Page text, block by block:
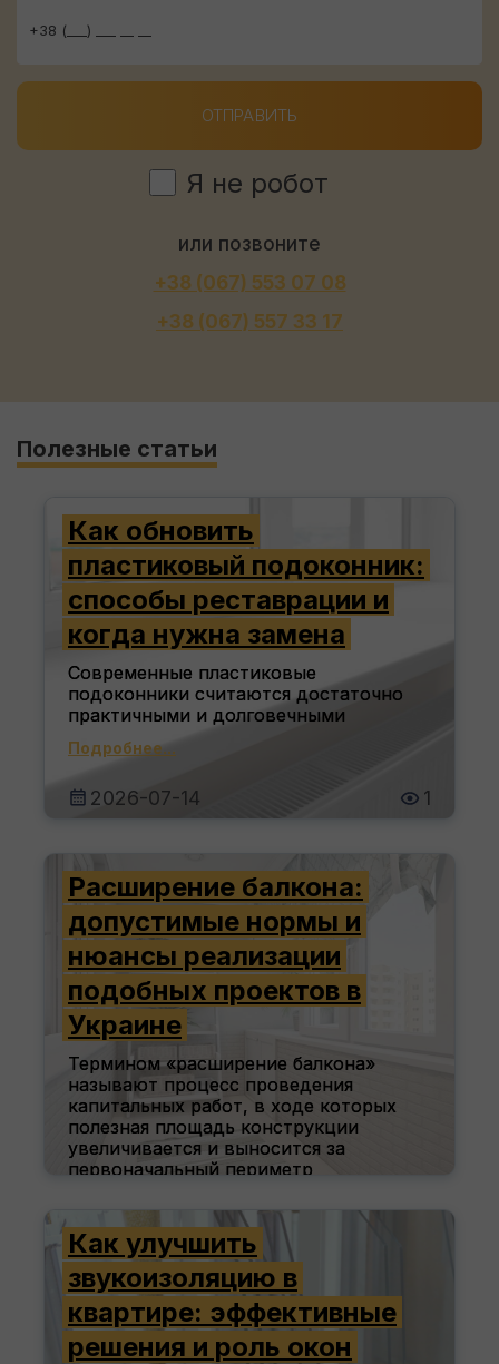
ОТПРАВИТЬ
Я не робот
или позвоните
+38 (067) 553 07 08
+38 (067) 557 33 17
Полезные статьи
Как обновить
пластиковый подоконник:
способы реставрации и
когда нужна замена
Современные пластиковые
подоконники считаются достаточно
практичными и долговечными
Подробнее...
2026-07-14 1
Расширение балкона:
допустимые нормы и
нюансы реализации
подобных проектов в
Украине
Термином «расширение балкона»
называют процесс проведения
капитальных работ, в ходе которых
полезная площадь конструкции
увеличивается и выносится за
первоначальный периметр
2026-07-07
Как улучшить
звукоизоляцию в
квартире: эффективные
решения и роль окон